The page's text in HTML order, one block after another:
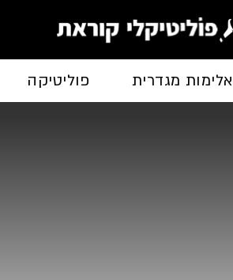
אלימות מגדרית פוליטיקה